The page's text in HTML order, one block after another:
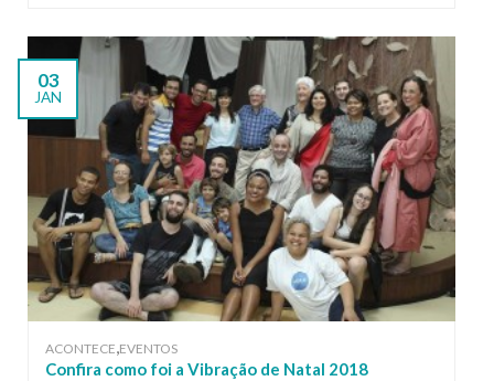
03
JAN
ACONTECE,EVENTOS
Confira como foi a Vibração de Natal 2018